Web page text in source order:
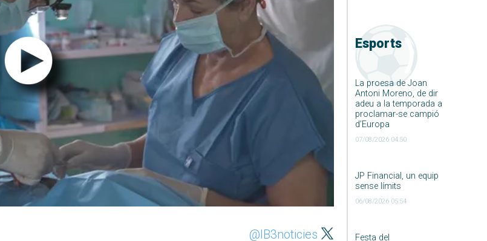
Esports
La proesa de Joan
Antoni Moreno, de dir
adeu a la temporada a
proclamar-se campió
d’Europa
07/08/2026 04:50
JP Financial, un equip
sense límits
06/08/2026 05:54
Festa del
@IB3noticies